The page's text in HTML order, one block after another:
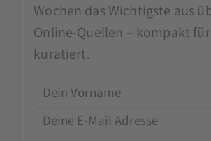
Wochen das Wichtigste aus
Online-Quellen – kompakt
kuratiert.